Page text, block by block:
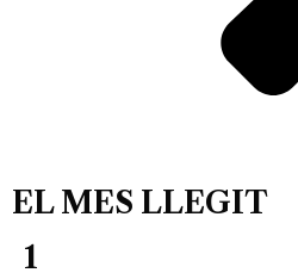
EL MES LLEGIT
1